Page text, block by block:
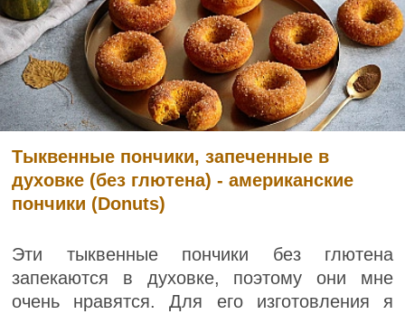
Тыквенные пончики, запеченные в
духовке (без глютена) - американские
пончики (Donuts)
Эти тыквенные пончики без глютена
запекаются в духовке, поэтому они мне
очень нравятся. Для его изготовления я